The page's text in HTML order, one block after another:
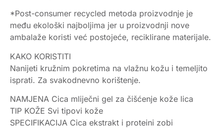
*Post-consumer recycled metoda proizvodnje je
među ekološki najboljima jer u proizvodnji nove
ambalaže koristi već postojeće, reciklirane materijale.
KAKO KORISTITI
Nanijeti kružnim pokretima na vlažnu kožu i temeljito
isprati. Za svakodnevno korištenje.
NAMJENA Cica mliječni gel za čišćenje kože lica
TIP KOŽE Svi tipovi kože
SPECIFIKACIJA Cica ekstrakt i proteini zobi